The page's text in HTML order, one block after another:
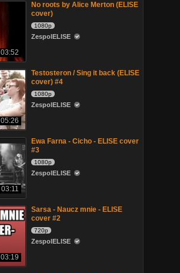
03:52
No roots by Alice Merton (ELISE
cover)
1080p
ZespolELISE
05:26
Testosteron / Sing it back (ELISE
cover) #4
1080p
ZespolELISE
03:11
Ewa Farna - Cicho - ELISE cover
#3
1080p
ZespolELISE
03:19
Sarsa - Naucz mnie - ELISE
cover #2
720p
ZespolELISE